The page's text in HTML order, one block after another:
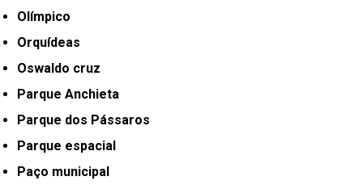
Olímpico
Orquídeas
Oswaldo cruz
Parque Anchieta
Parque dos Pássaros
Parque espacial
Paço municipal